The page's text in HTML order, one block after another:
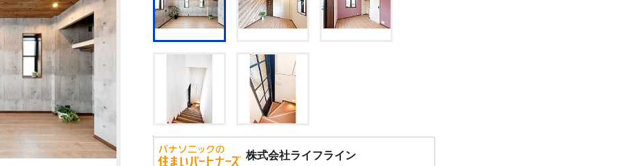
株式会社ライフライン